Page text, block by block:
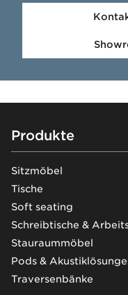
Footer
Produkte
Sitzmöbel
Tische
Soft seating
Schreibtische &
Stauraummöbel
Pods &
Traversenbänke